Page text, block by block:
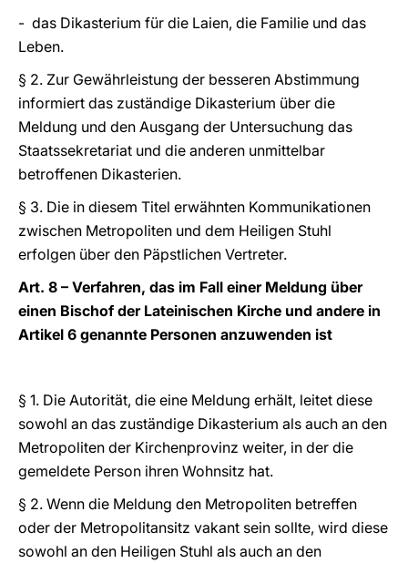
- das Dikasterium für die Laien, die Familie und das
Leben.
§ 2. Zur Gewährleistung der besseren Abstimmung
informiert das zuständige Dikasterium über die
Meldung und den Ausgang der Untersuchung das
Staatssekretariat und die anderen unmittelbar
betroffenen Dikasterien.
§ 3. Die in diesem Titel erwähnten Kommunikationen
zwischen Metropoliten und dem Heiligen Stuhl
erfolgen über den Päpstlichen Vertreter.
Art. 8 – Verfahren, das im Fall einer Meldung über
einen Bischof der Lateinischen Kirche und andere in
Artikel 6 genannte Personen anzuwenden ist
§ 1. Die Autorität, die eine Meldung erhält, leitet diese
sowohl an das zuständige Dikasterium als auch an den
Metropoliten der Kirchenprovinz weiter, in der die
gemeldete Person ihren Wohnsitz hat.
§ 2. Wenn die Meldung den Metropoliten betreffen
oder der Metropolitansitz vakant sein sollte, wird diese
sowohl an den Heiligen Stuhl als auch an den